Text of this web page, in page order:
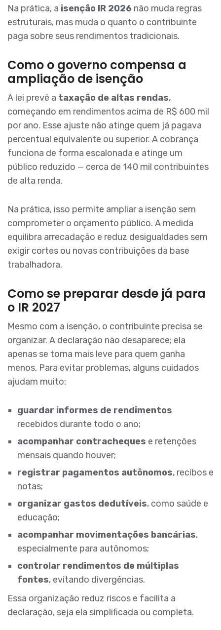
Na prática, a isenção IR 2026 não muda regras
estruturais, mas muda o quanto o contribuinte
paga sobre seus rendimentos tradicionais.
Como o governo compensa a
ampliação de isenção
A lei prevê a taxação de altas rendas,
começando em rendimentos acima de R$ 600 mil
por ano. Esse ajuste não atinge quem já pagava
percentual equivalente ou superior. A cobrança
funciona de forma escalonada e atinge um
público reduzido — cerca de 140 mil contribuintes
de alta renda.
Na prática, isso permite ampliar a isenção sem
comprometer o orçamento público. A medida
equilibra arrecadação e reduz desigualdades sem
exigir cortes ou novas contribuições da base
trabalhadora.
Como se preparar desde já para
o IR 2027
Mesmo com a isenção, o contribuinte precisa se
organizar. A declaração não desaparece; ela
apenas se torna mais leve para quem ganha
menos. Para evitar problemas, alguns cuidados
ajudam muito:
guardar informes de rendimentos
recebidos durante todo o ano;
acompanhar contracheques e retenções
mensais quando houver;
registrar pagamentos autônomos, recibos e
notas;
organizar gastos dedutíveis, como saúde e
educação;
acompanhar movimentações bancárias,
especialmente para autônomos;
controlar rendimentos de múltiplas
fontes, evitando divergências.
Essa organização reduz riscos e facilita a
declaração, seja ela simplificada ou completa.